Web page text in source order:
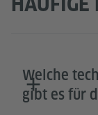
Welche
gibt es für